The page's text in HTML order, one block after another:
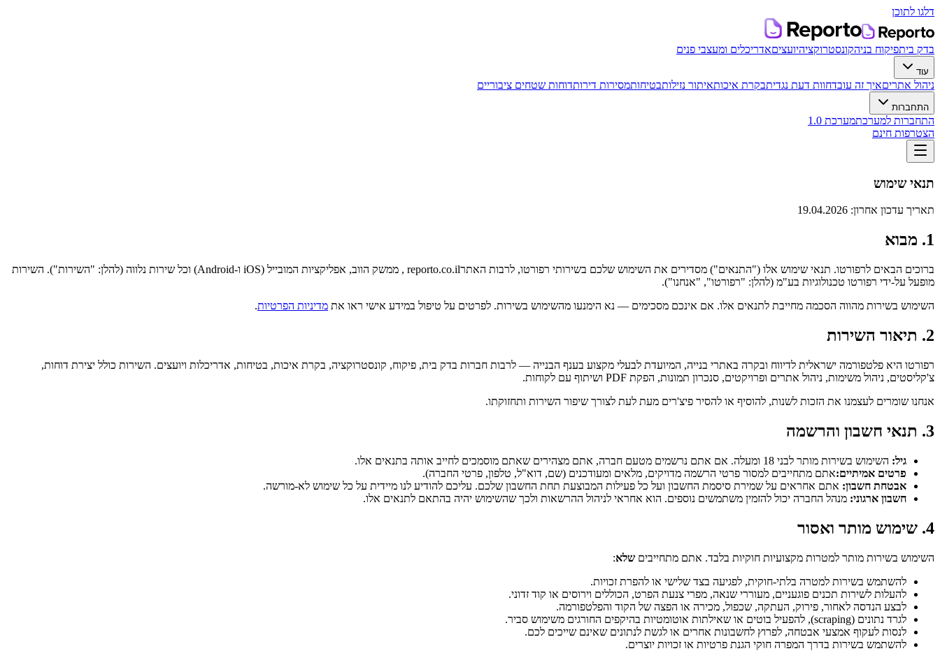
דלגו לתוכן
בדק ביתפיקוח בניהקונסטרוקציהיועציםאדריכלים ומעצבי פנים
עוד
ניהול אתריםאיך זה עובדחוות דעת נגדיתבקרת איכותאיתור נזילותבטיחותמסירות דירותדוחות שטחים ציבוריים
התחברות
התחברות למערכתמערכת 1.0
הצטרפות חינם
תנאי שימוש
תאריך עדכון אחרון: 19.04.2026
1. מבוא
ברוכים הבאים לרפורטו. תנאי שימוש אלו ("התנאים") מסדירים את השימוש שלכם בשירותי רפורטו, לרבות האתרreporto.co.il , ממשק הווב, אפליקציות המובייל (iOS ו-Android) וכל שירות נלווה (להלן: "השירות"). השירות
מופעל על-ידי רפורטו טכנולוגיות בע"מ (להלן: "רפורטו", "אנחנו").
השימוש בשירות מהווה הסכמה מחייבת לתנאים אלו. אם אינכם מסכימים — נא הימנעו מהשימוש בשירות. לפרטים על טיפול במידע אישי ראו את מדיניות הפרטיות.
2. תיאור השירות
רפורטו היא פלטפורמה ישראלית לדיווח ובקרה באתרי בנייה, המיועדת לבעלי מקצוע בענף הבנייה — לרבות חברות בדק בית, פיקוח, קונסטרוקציה, בקרת איכות, בטיחות, אדריכלות ויועצים. השירות כולל יצירת דוחות,
צ'קליסטים, ניהול משימות, ניהול אתרים ופרויקטים, סנכרון תמונות, הפקת PDF ושיתוף עם לקוחות.
אנחנו שומרים לעצמנו את הזכות לשנות, להוסיף או להסיר פיצ'רים מעת לעת לצורך שיפור השירות ותחזוקתו.
3. תנאי חשבון והרשמה
גיל: השימוש בשירות מותר לבני 18 ומעלה. אם אתם נרשמים מטעם חברה, אתם מצהירים שאתם מוסמכים לחייב אותה בתנאים אלו.
פרטים אמיתיים:אתם מתחייבים למסור פרטי הרשמה מדויקים, מלאים ומעודכנים (שם, דוא"ל, טלפון, פרטי החברה).
אבטחת חשבון: אתם אחראים על שמירת סיסמת החשבון ועל כל פעילות המבוצעת תחת החשבון שלכם. עליכם להודיע לנו מיידית על כל שימוש לא-מורשה.
חשבון ארגוני: מנהל החברה יכול להזמין משתמשים נוספים. הוא אחראי לניהול ההרשאות ולכך שהשימוש יהיה בהתאם לתנאים אלו.
4. שימוש מותר ואסור
השימוש בשירות מותר למטרות מקצועיות חוקיות בלבד. אתם מתחייבים שלא:
להשתמש בשירות למטרה בלתי-חוקית, לפגיעה בצד שלישי או להפרת זכויות.
להעלות לשירות תכנים פוגעניים, מעוררי שנאה, מפרי צנעת הפרט, הכוללים וירוסים או קוד זדוני.
לבצע הנדסה לאחור, פירוק, העתקה, שכפול, מכירה או הפצה של הקוד והפלטפורמה.
לגרד נתונים (scraping), להפעיל בוטים או שאילתות אוטומטיות בהיקפים החורגים משימוש סביר.
לנסות לעקוף אמצעי אבטחה, לפרוץ לחשבונות אחרים או לגשת לנתונים שאינם שייכים לכם.
להשתמש בשירות בדרך המפרה חוקי הגנת פרטיות או זכויות יוצרים.